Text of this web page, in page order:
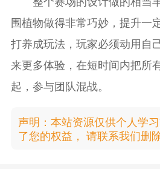
围植物做得非常巧妙，提升一
打养成玩法，玩家必须动用自
来更多体验，在短时间内把所
起，参与团队混战。
声明：本站资源仅供个人学
了您的权益， 请联系我们删